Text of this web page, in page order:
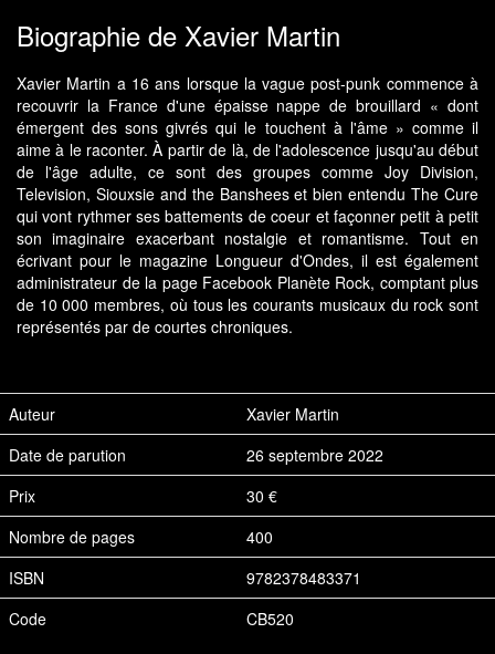
Biographie de Xavier Martin
Xavier Martin a 16 ans lorsque la vague post-punk commence à
recouvrir la France d'une épaisse nappe de brouillard « dont
émergent des sons givrés qui le touchent à l'âme » comme il
aime à le raconter. À partir de là, de l'adolescence jusqu'au début
de l'âge adulte, ce sont des groupes comme Joy Division,
Television, Siouxsie and the Banshees et bien entendu The Cure
qui vont rythmer ses battements de coeur et façonner petit à petit
son imaginaire exacerbant nostalgie et romantisme. Tout en
écrivant pour le magazine Longueur d'Ondes, il est également
administrateur de la page Facebook Planète Rock, comptant plus
de 10 000 membres, où tous les courants musicaux du rock sont
représentés par de courtes chroniques.
Auteur
Xavier Martin
Date de parution
26 septembre 2022
Prix
30 €
Nombre de pages
400
ISBN
9782378483371
Code
CB520